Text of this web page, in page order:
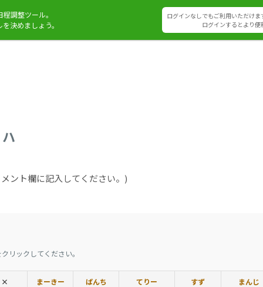
調整ツール。
決めましょう。
ログインなしでもご利用いただけま
ログインするとより便
ント欄に記入してください。)
リックしてください。
× まーきー ぱんち てりー すず まんじ